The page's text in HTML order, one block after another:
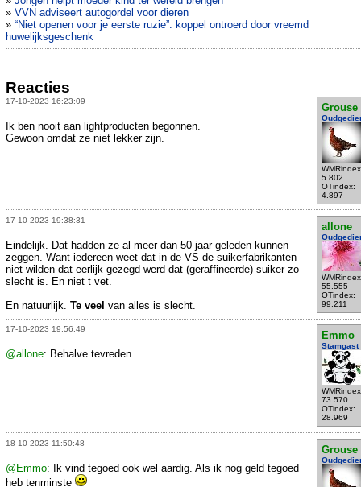
» VVN adviseert autogordel voor dieren
» “Niet openen voor je eerste ruzie”: koppel ontroerd door vreemd
huwelijksgeschenk
Reacties
17-10-2023 16:23:09
Grouse
5.802
OTindex:
4.897
Ik ben nooit aan lightproducten begonnen.
Gewoon omdat ze niet lekker zijn.
17-10-2023 19:38:31
allone
55.555
OTindex:
99.211
Eindelijk. Dat hadden ze al meer dan 50 jaar geleden kunnen
zeggen. Want iedereen weet dat in de VS de suikerfabrikanten
niet wilden dat eerlijk gezegd werd dat (geraffineerde) suiker zo
slecht is. En niet t vet.
En natuurlijk. Te veel van alles is slecht.
17-10-2023 19:56:49
Emmo
Stamgast
73.570
OTindex:
28.969
@allone: Behalve tevreden
18-10-2023 11:50:48
Grouse
@Emmo: Ik vind tegoed ook wel aardig. Als ik nog geld tegoed
heb tenminste